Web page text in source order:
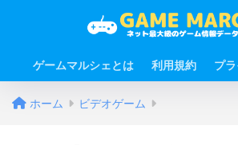
ゲームマルシェとは 利用規約 プ
ホーム ビデオゲーム